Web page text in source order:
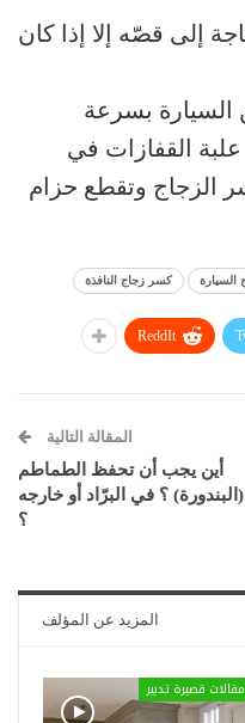
إلى قصّه إلا إذا كان
السيارة بسرعة
القفازات في
الزجاج وتقطع حزام
كسر زجاج النافذة
ReddIt
المقالة التالية
أين يجب أن تحفظ الطماطم
(البندورة) ؟ في البرّاد أو خارجه
؟
المزيد عن المؤلف
مقالات قصيرة تدبير